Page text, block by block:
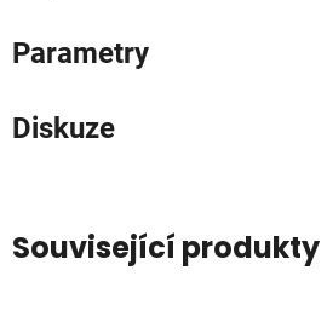
Parametry
Diskuze
Související produkty